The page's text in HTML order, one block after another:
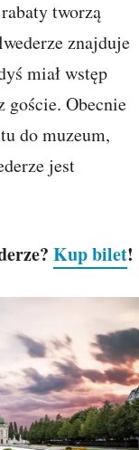
tworzą
znajduje
miał wstęp
goście. Obecnie
do muzeum,
jest
Kup bilet!